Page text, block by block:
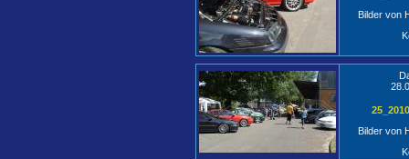
Bilder von
Bilder von